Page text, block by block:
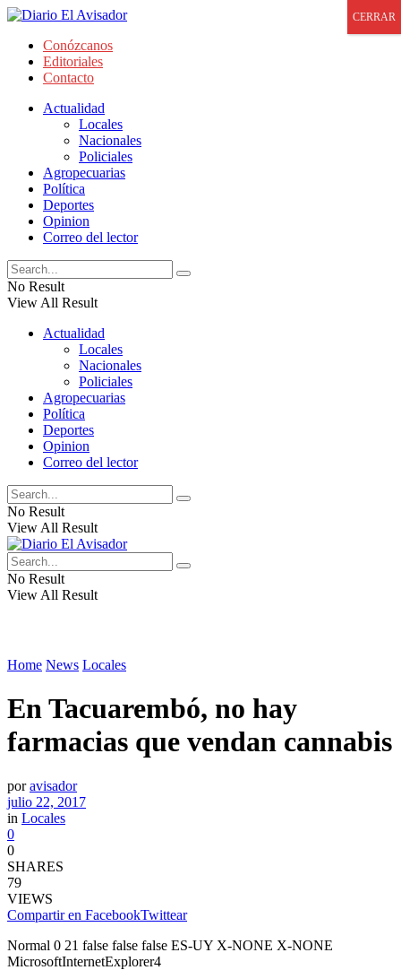
Conózcanos
Editoriales
Contacto
Actualidad
Locales
Nacionales
Policiales
Agropecuarias
Política
Deportes
Opinion
Correo del lector
No Result
View All Result
Actualidad
Locales
Nacionales
Policiales
Agropecuarias
Política
Deportes
Opinion
Correo del lector
No Result
View All Result
No Result
View All Result
Home News Locales
En Tacuarembó, no hay
farmacias que vendan cannabis
por avisador
julio 22, 2017
in Locales
0
0
SHARES
79
VIEWS
Compartir en FacebookTwittear
Normal 0 21 false false false ES-UY X-NONE X-NONE
MicrosoftInternetExplorer4
CERRAR